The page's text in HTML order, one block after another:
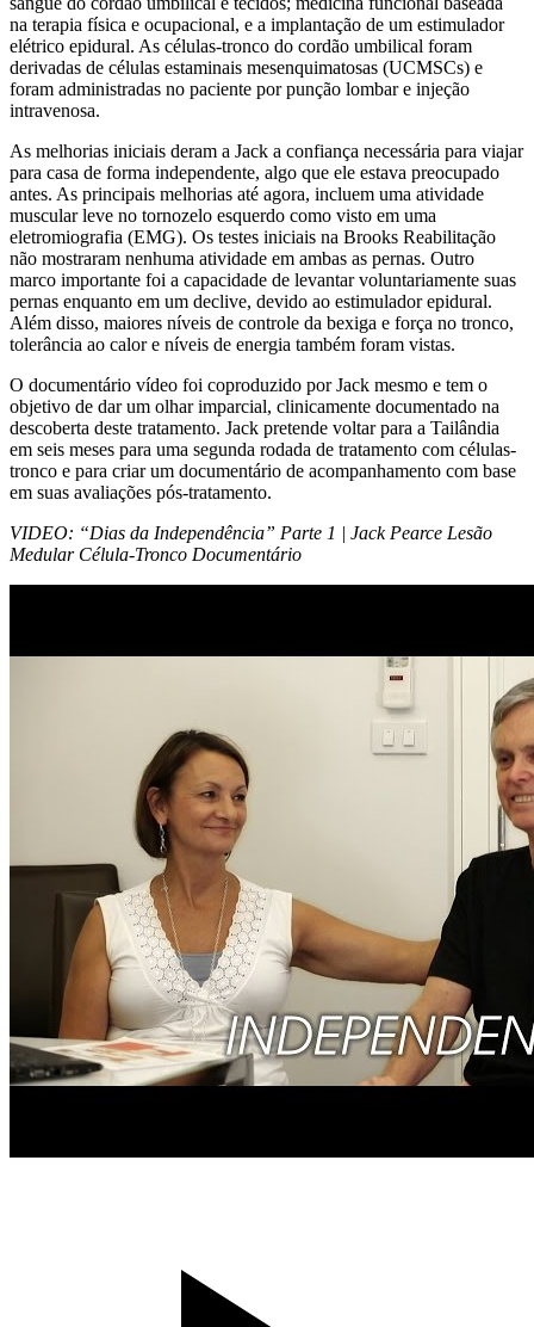
na terapia física e ocupacional, e a implantação de um estimulador
elétrico epidural. As células-tronco do cordão umbilical foram
derivadas de células estaminais mesenquimatosas (UCMSCs) e
foram administradas no paciente por punção lombar e injeção
intravenosa.
As melhorias iniciais deram a Jack a confiança necessária para viajar
para casa de forma independente, algo que ele estava preocupado
antes. As principais melhorias até agora, incluem uma atividade
muscular leve no tornozelo esquerdo como visto em uma
eletromiografia (EMG). Os testes iniciais na Brooks Reabilitação
não mostraram nenhuma atividade em ambas as pernas. Outro
marco importante foi a capacidade de levantar voluntariamente suas
pernas enquanto em um declive, devido ao estimulador epidural.
Além disso, maiores níveis de controle da bexiga e força no tronco,
tolerância ao calor e níveis de energia também foram vistas.
O documentário vídeo foi coproduzido por Jack mesmo e tem o
objetivo de dar um olhar imparcial, clinicamente documentado na
descoberta deste tratamento. Jack pretende voltar para a Tailândia
em seis meses para uma segunda rodada de tratamento com células-
tronco e para criar um documentário de acompanhamento com base
em suas avaliações pós-tratamento.
VIDEO: “Dias da Independência” Parte 1 | Jack Pearce Lesão
Medular Célula-Tronco Documentário